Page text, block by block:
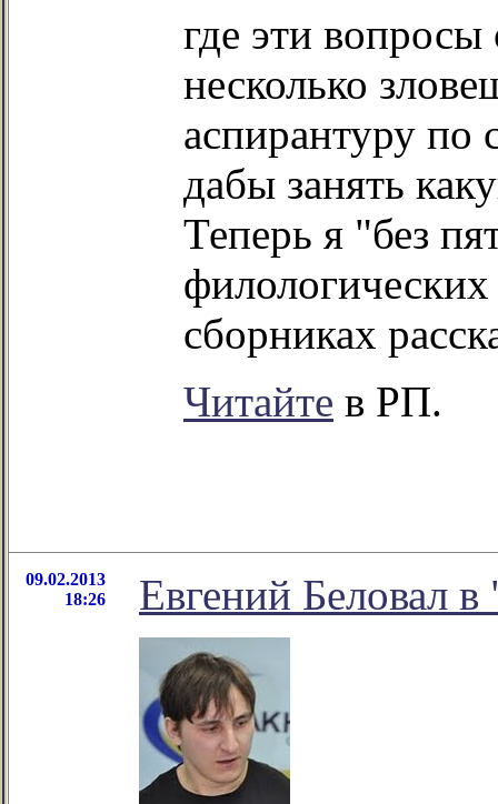
где эти
несколько
аспирантуру по
дабы занять
Теперь я "без
сборниках
Читайте в РП.
09.02.2013
18:26
Евгений Беловал